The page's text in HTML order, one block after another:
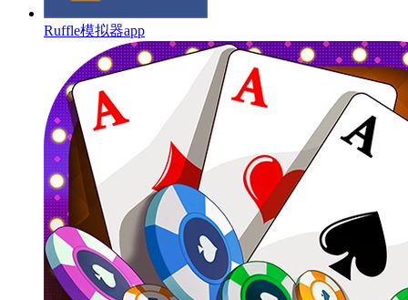
Ruffle模拟器app